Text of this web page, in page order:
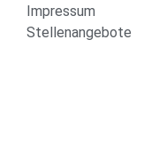
Impressum
Stellenangebote